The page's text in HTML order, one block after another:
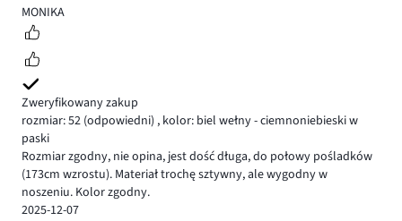
4
MONIKA
Zweryfikowany zakup
rozmiar: 52 (odpowiedni) , kolor: biel wełny - ciemnoniebieski w
paski
Rozmiar zgodny, nie opina, jest dość długa, do połowy pośladków
(173cm wzrostu). Materiał trochę sztywny, ale wygodny w
noszeniu. Kolor zgodny.
2025-12-07